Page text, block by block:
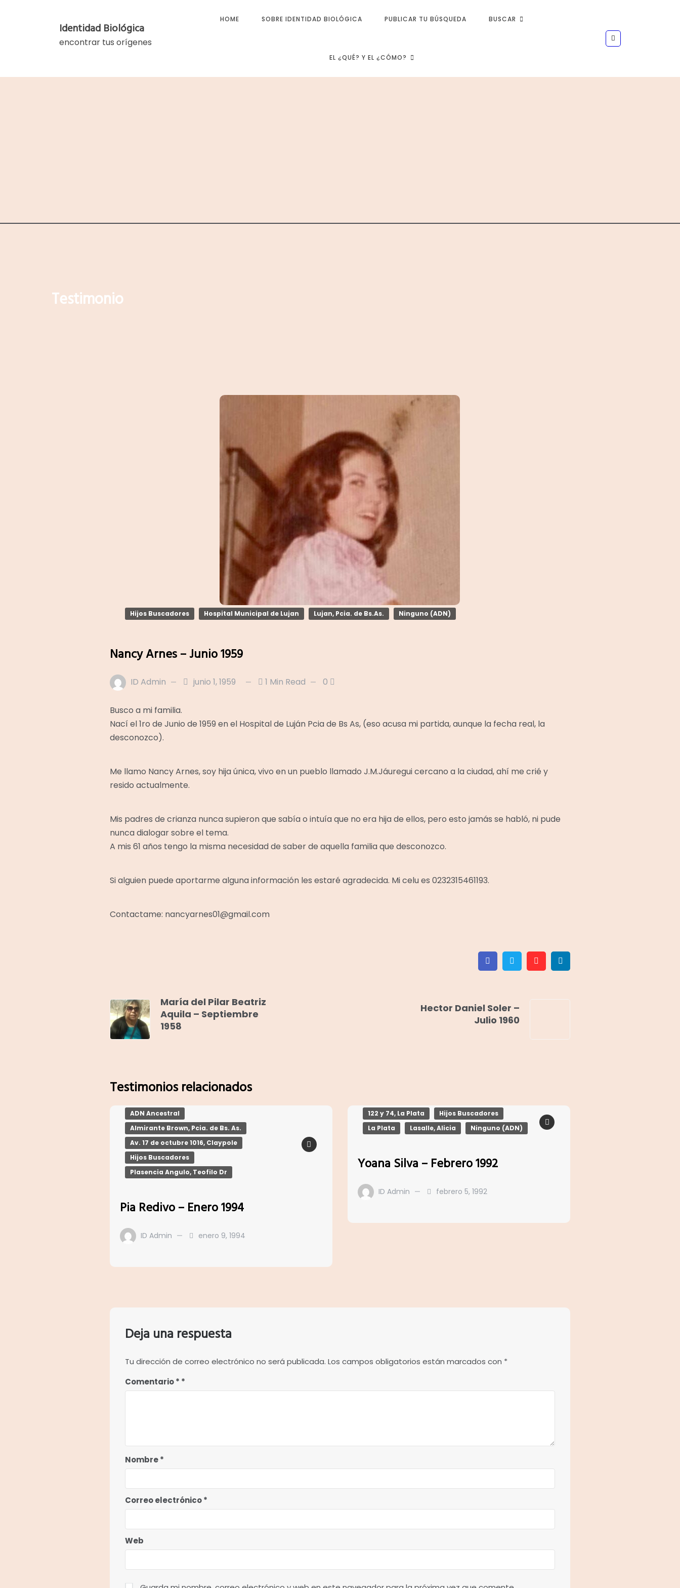
Identidad Biológica
encontrar tus orígenes
HOME SOBRE IDENTIDAD BIOLÓGICA PUBLICAR TU BÚSQUEDA BUSCAR
EL ¿QUÉ? Y EL ¿CÓMO?
Testimonio
Hijos Buscadores Hospital Municipal de Lujan Lujan, Pcia. de Bs.As. Ninguno (ADN)
Nancy Arnes – Junio 1959
ID Admin junio 1, 1959 1 Min Read 0
Busco a mi familia.
Nací el 1ro de Junio de 1959 en el Hospital de Luján Pcia de Bs As, (eso acusa mi partida, aunque la fecha real, la
desconozco).
Me llamo Nancy Arnes, soy hija única, vivo en un pueblo llamado J.M.Jáuregui cercano a la ciudad, ahí me crié y
resido actualmente.
Mis padres de crianza nunca supieron que sabía o intuía que no era hija de ellos, pero esto jamás se habló, ni pude
nunca dialogar sobre el tema.
A mis 61 años tengo la misma necesidad de saber de aquella familia que desconozco.
Si alguien puede aportarme alguna información les estaré agradecida. Mi celu es 0232315461193.
Contactame: nancyarnes01@gmail.com
FacebookTwitter Pinterest
María del Pilar Beatriz
Aquila – Septiembre
1958
Hector Daniel Soler –
Julio 1960
Testimonios relacionados
ADN Ancestral
Almirante Brown, Pcia. de Bs. As.
Av. 17 de octubre 1016, Claypole
Hijos Buscadores
Plasencia Angulo, Teofilo Dr
Pia Redivo – Enero 1994
ID Admin enero 9, 1994
122 y 74, La Plata
Hijos Buscadores
La Plata
Lasalle, Alicia Ninguno (ADN)
Yoana Silva – Febrero 1992
ID Admin febrero 5, 1992
Deja una respuesta
Tu dirección de correo electrónico no será publicada. Los campos obligatorios están marcados con *
Comentario*
Nombre*
Correo electrónico*
Web